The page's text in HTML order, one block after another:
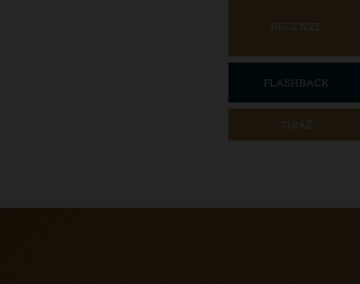
RECENZE
FLASHBACK
TIRÁŽ